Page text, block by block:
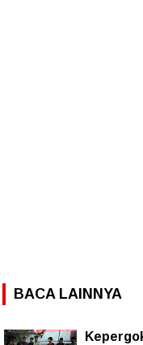
BACA LAINNYA